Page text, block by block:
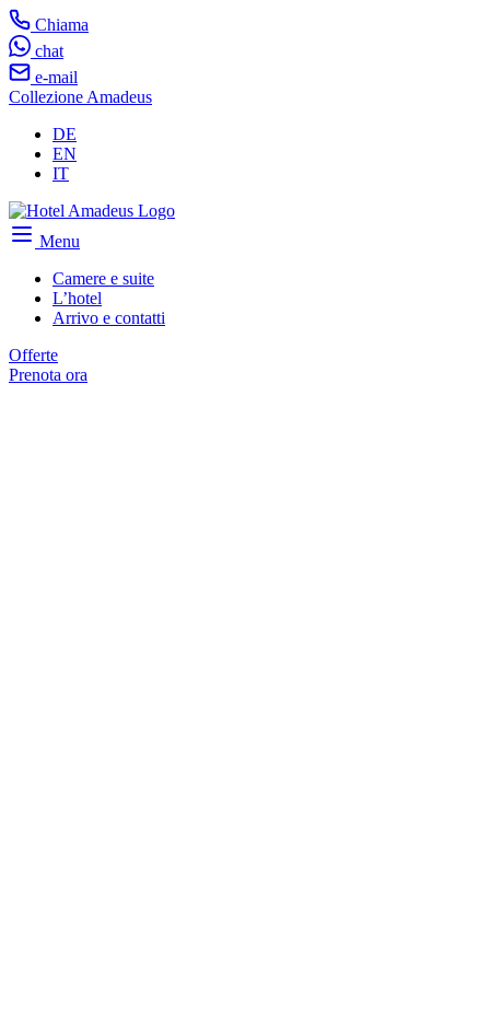
Chiama
chat
e-mail
Collezione Amadeus
DE
EN
IT
Menu
Camere e suite
L’hotel
Arrivo e contatti
Offerte
Prenota ora